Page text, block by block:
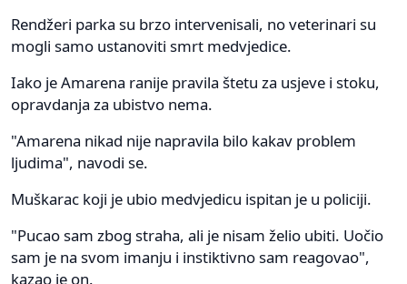
Rendžeri parka su brzo intervenisali, no veterinari su
mogli samo ustanoviti smrt medvjedice.
Iako je Amarena ranije pravila štetu za usjeve i stoku,
opravdanja za ubistvo nema.
"Amarena nikad nije napravila bilo kakav problem
ljudima", navodi se.
Muškarac koji je ubio medvjedicu ispitan je u policiji.
"Pucao sam zbog straha, ali je nisam želio ubiti. Uočio
sam je na svom imanju i instiktivno sam reagovao",
kazao je on.